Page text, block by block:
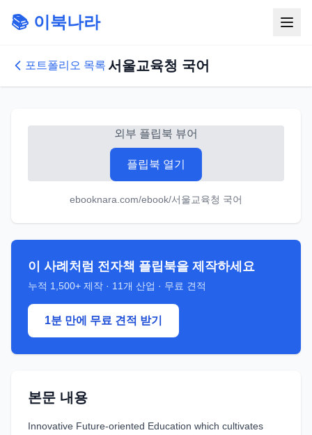
📚 이북나라
포트폴리오 목록 서울교육청 국어
외부 플립북 뷰어
플립북 열기
ebooknara.com/ebook/서울교육청 국어
이 사례처럼 전자책 플립북을 제작하세요
누적 1,500+ 제작 · 11 개 산업 · 무료 견적
1분 만에 무료 견적 받기
본문 내용
Innovative Future-oriented Education which cultivates